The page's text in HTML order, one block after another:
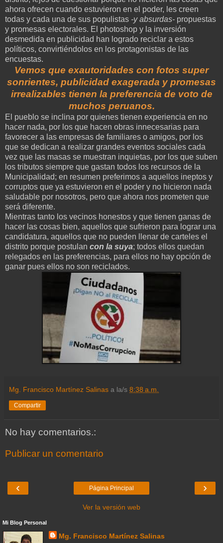
ahora ofrecen cuando estuvieron en el poder, les creen
todas y cada una de sus populistas -y absurdas- propuestas
y promesas electorales. El photoshop y la inversión
desmedida en publicidad han logrado reciclar a estos
políticos, convirtiéndolos en los protagonistas de las
encuestas.
Vemos que exautoridades con fotos super
sonrientes, publicidad exagerada y promesas
irrealizables tienen la preferencia de voto de
muchos peruanos.
El pueblo se inclina por quienes tienen experiencia en no
hacer nada, por los que hacen obras innecesarias para
favorecer a las empresas de familiares o amigos, por los
que se dedican a realizar grandes eventos sociales cada
vez que las masas se muestran inquietas, por los que suben
los tributos siempre que gastan todos los recursos de la
Municipalidad; en resumen preferimos a aquellos ineptos y
corruptos que ya estuvieron en el poder y no hicieron nada
saludable por nosotros, pero que ahora nos prometen que
será diferente.
Mientras tanto los vecinos honestos y que tienen ganas de
hacer las cosas bien, aquellos que sufrieron para lograr una
candidatura, aquellos que no pueden llenar de carteles el
distrito porque postulan con la suya; todos ellos quedan
relegados en las preferencias, para ellos no hay opción de
ganar pues ellos no son reciclados.
Mg. Francisco Martínez Salinas a la/s 8:38 a.m.
Compartir
No hay comentarios.:
Publicar un comentario
‹ ›
Página Principal
Ver la versión web
Mi Blog Personal
Mg. Francisco Martínez Salinas